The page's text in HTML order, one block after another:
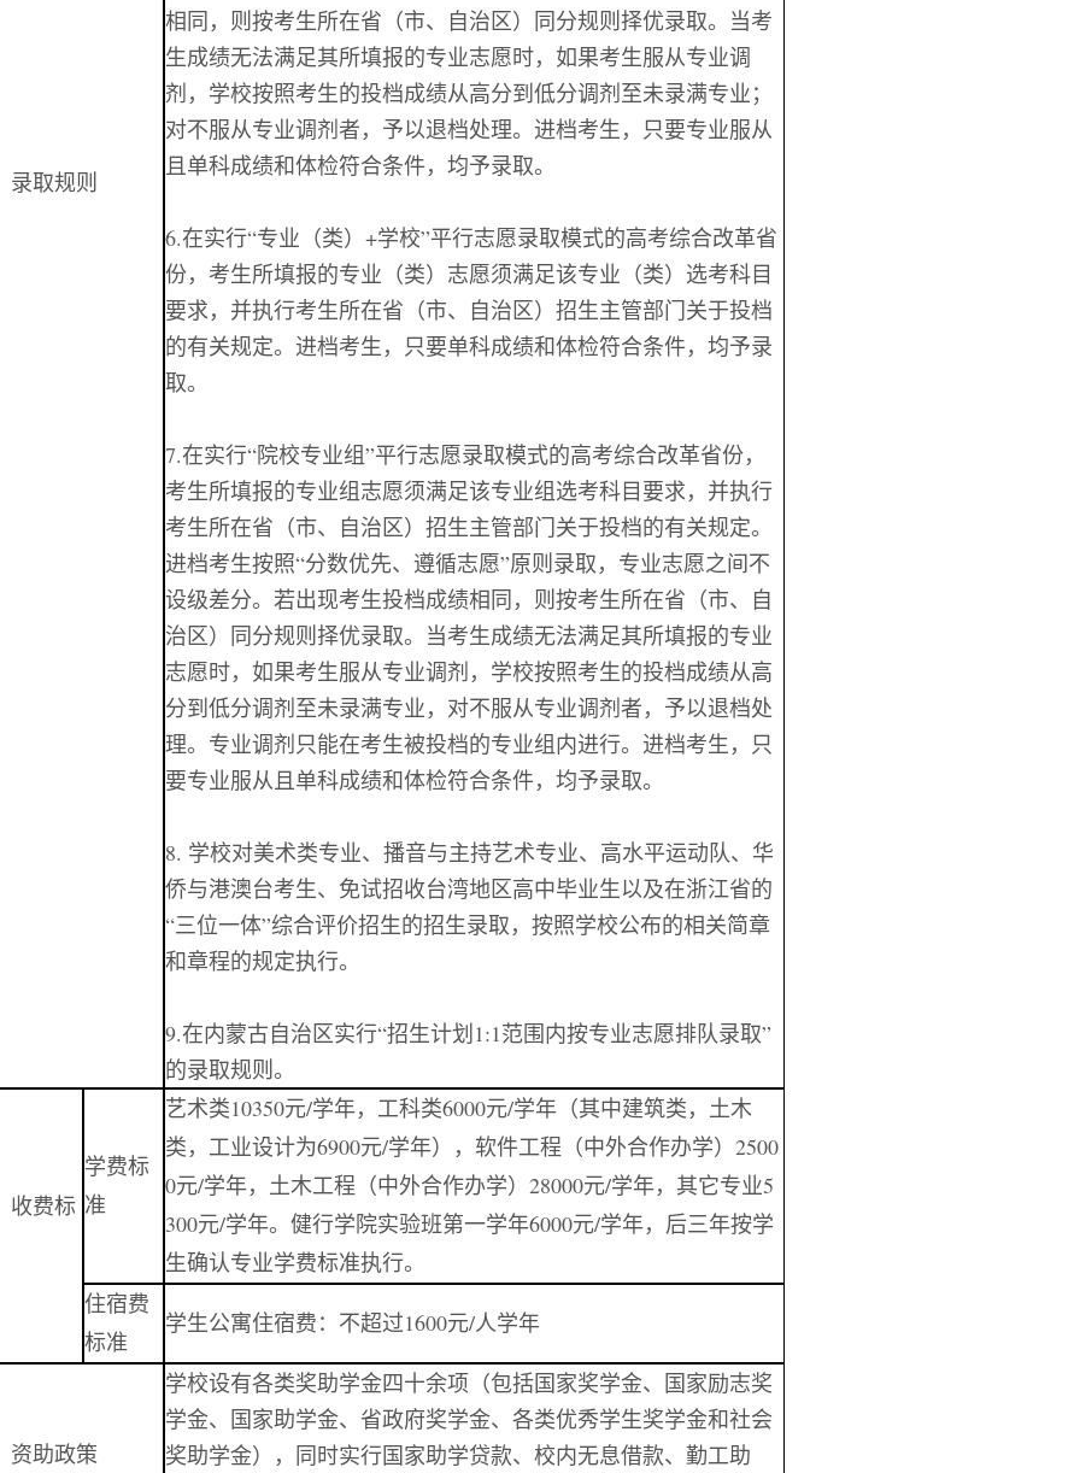
录取规则
相同，则按考生所在省（市、自治区）同分规则择优录取。当考
生成绩无法满足其所填报的专业志愿时，如果考生服从专业调
剂，学校按照考生的投档成绩从高分到低分调剂至未录满专业；
对不服从专业调剂者，予以退档处理。进档考生，只要专业服从
且单科成绩和体检符合条件，均予录取。
6.在实行“专业（类） +学校”平行志愿录取模式的高考综合改革省
份，考生所填报的专业（类）志愿须满足该专业（类）选考科目
要求，并执行考生所在省（市、自治区）招生主管部门关于投档
的有关规定。进档考生，只要单科成绩和体检符合条件，均予录
取。
7.在实行“院校专业组”平行志愿录取模式的高考综合改革省份，
考生所填报的专业组志愿须满足该专业组选考科目要求，并执行
考生所在省（市、自治区）招生主管部门关于投档的有关规定。
进档考生按照“分数优先、遵循志愿”原则录取，专业志愿之间不
设级差分。若出现考生投档成绩相同，则按考生所在省（市、自
治区）同分规则择优录取。当考生成绩无法满足其所填报的专业
志愿时，如果考生服从专业调剂，学校按照考生的投档成绩从高
分到低分调剂至未录满专业，对不服从专业调剂者，予以退档处
理。专业调剂只能在考生被投档的专业组内进行。进档考生，只
要专业服从且单科成绩和体检符合条件，均予录取。
8. 学校对美术类专业、播音与主持艺术专业、高水平运动队、华
侨与港澳台考生、免试招收台湾地区高中毕业生以及在浙江省的
“三位一体”综合评价招生的招生录取，按照学校公布的相关简章
和章程的规定执行。
9.在内蒙古自治区实行“招生计划1:1范围内按专业志愿排队录取”
的录取规则。
收费标
学费标
准
艺术类10350元/学年，工科类6000元/学年（其中建筑类，土木
类，工业设计为6900元/学年），软件工程（中外合作办学）2500
0元/学年，土木工程（中外合作办学）28000元/学年，其它专业5
300元/学年。健行学院实验班第一学年6000元/学年，后三年按学
生确认专业学费标准执行。
住宿费
标准
学生公寓住宿费：不超过1600元/人学年
资助政策
学校设有各类奖助学金四十余项（包括国家奖学金、国家励志奖
学金、国家助学金、省政府奖学金、各类优秀学生奖学金和社会
奖助学金），同时实行国家助学贷款、校内无息借款、勤工助